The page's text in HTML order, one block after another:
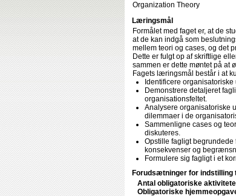
Organization Theory
Læringsmål
Formålet med faget er, at de
at de kan indgå som
mellem teori og cases, og det
Dette er fulgt op af skriftlige
sammen er dette møntet på at
Fagets læringsmål består i at
Identificere
Demonstrere detaljeret
organisationsfeltet.
Analysere organisatoriske
dilemmaer i de
Sammenligne cases og
diskuteres.
Opstille fagligt
konsekvenser og
Formulere sig fagligt i et
Forudsætninger for indstilling
Antal obligatoriske
Obligatoriske